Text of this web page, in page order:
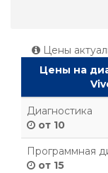
Цены
Цены на
Диагностика
от 10
Программная
от 15